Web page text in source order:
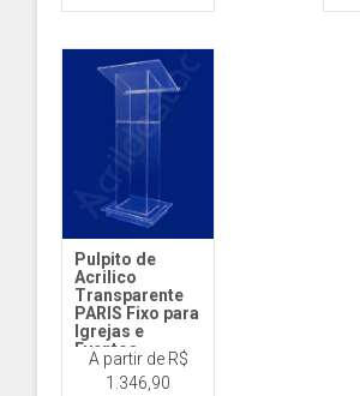
Pulpito de
Acrilico
Transparente
PARIS Fixo para
Igrejas e
Eventos
PP115 Paris Fixo
Cristal
A partir de R$
1.346,90